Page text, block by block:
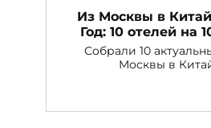
Из Москвы в
Год: 10 отелей на
Собрали 10
Москвы в